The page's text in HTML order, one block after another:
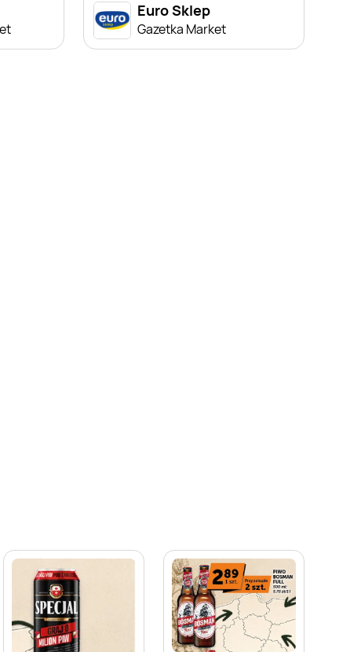
Euro Sklep
Gazetka Market